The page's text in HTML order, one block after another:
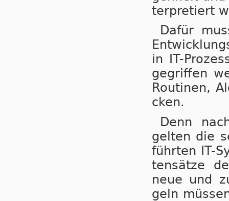
ter­pre­tiert
Dafür
in IT-
ge­grif­fen
Rou­ti­nen,
cken.
Denn
gel­ten die
führ­ten IT-
ten­sät­ze
neue und
geln